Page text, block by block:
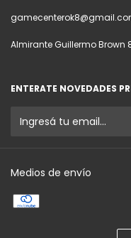
Almirante Guillermo Brown
ENTERATE NOVEDADES
Medios de envío